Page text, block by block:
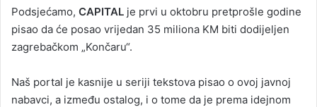
Podsjećamo, CAPITAL je prvi u oktobru pretprošle godine
pisao da će posao vrijedan 35 miliona KM biti dodijeljen
zagrebačkom „Končaru“.
Naš portal je kasnije u seriji tekstova pisao o ovoj javnoj
nabavci, a između ostalog, i o tome da je prema idejnom